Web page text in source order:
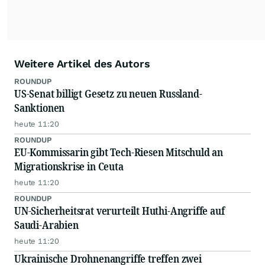
Weitere Artikel des Autors
ROUNDUP
US-Senat billigt Gesetz zu neuen Russland-
Sanktionen
heute 11:20
ROUNDUP
EU-Kommissarin gibt Tech-Riesen Mitschuld an
Migrationskrise in Ceuta
heute 11:20
ROUNDUP
UN-Sicherheitsrat verurteilt Huthi-Angriffe auf
Saudi-Arabien
heute 11:20
Ukrainische Drohnenangriffe treffen zwei